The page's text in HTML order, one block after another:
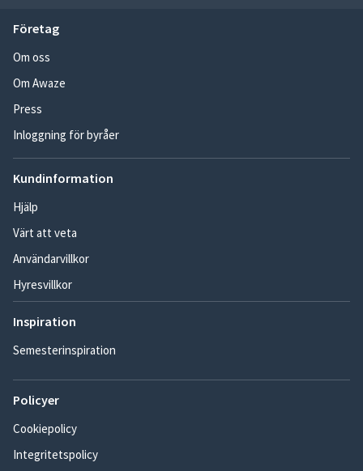
Företag
Om oss
Om Awaze
Press
Inloggning för byråer
Kundinformation
Hjälp
Värt att veta
Användarvillkor
Hyresvillkor
Inspiration
Semesterinspiration
Policyer
Cookiepolicy
Integritetspolicy